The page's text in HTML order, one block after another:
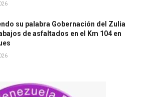
su palabra Gobernación del Zulia
de asfaltados en el Km 104 en